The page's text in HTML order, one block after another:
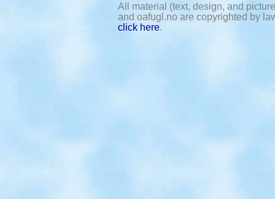
All material (text, design, and
and oafugl.no are copyrighted by
click here.